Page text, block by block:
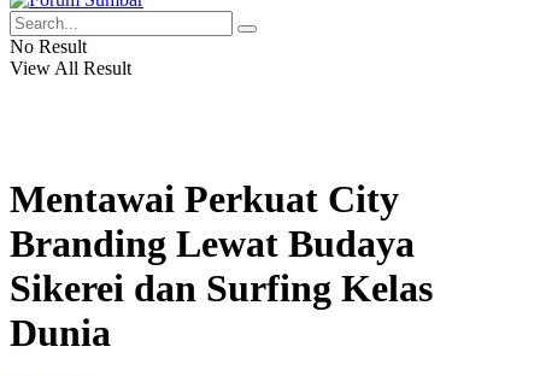
No Result
View All Result
Mentawai Perkuat City
Branding Lewat Budaya
Sikerei dan Surfing Kelas
Dunia